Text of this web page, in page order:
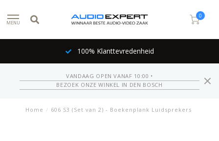
MENU
0
100% Klanttevredenheid
VANDAAG OPEN VANAF 10:00 •
BEZOEK ONZE WINKEL IN DEN BOSCH
Home / 606 S3 (Set van 2) - Boekenplank Luidsprekers